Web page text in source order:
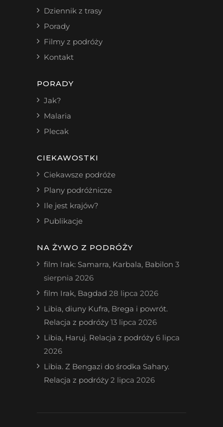
Dziennik z trasy
Porady
Filmy z podróży
Kontakt
PORADY
Jak?
Malaria
Plecak
CIEKAWOSTKI
Ciekawsze podróże
Plany podróżnicze
Ile jest krajów?
Publikacje
NA ŻYWO Z PODRÓŻY
film Irak: Samarra, Karbala, Babilon 3
sierpnia 2026
film Irak, Bagdad 28 lipca 2026
Libia, diuny Kufra, Brega i powrót.
Relacja z podróży 13 lipca 2026
Libia, Haruj. Relacja z podróży 6 lipca
2026
Libia. Z Bengazi do środka Sahary.
Relacja z podróży 2 lipca 2026